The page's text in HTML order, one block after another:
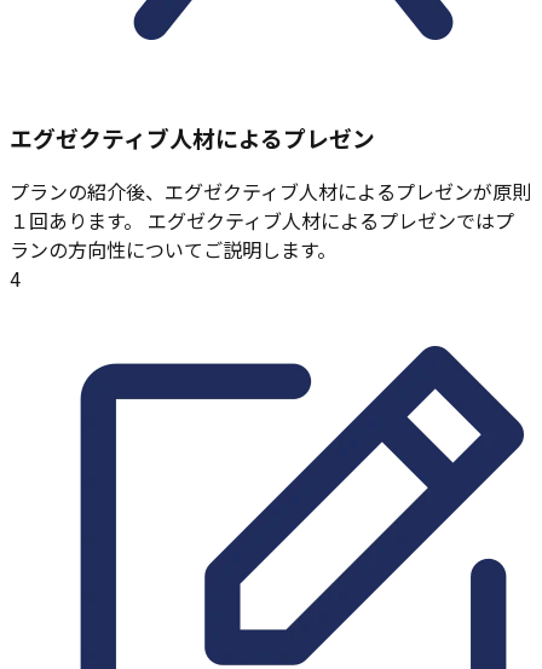
エグゼクティブ人材によるプレゼン
プランの紹介後、エグゼクティブ人材によるプレゼンが原則
１回あります。 エグゼクティブ人材によるプレゼンではプ
ランの方向性についてご説明します。
4